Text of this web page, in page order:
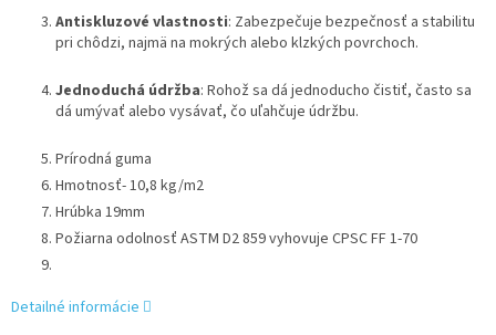
Antiskluzové vlastnosti: Zabezpečuje bezpečnosť a stabilitu
pri chôdzi, najmä na mokrých alebo klzkých povrchoch.
Jednoduchá údržba: Rohož sa dá jednoducho čistiť, často sa
dá umývať alebo vysávať, čo uľahčuje údržbu.
Prírodná guma
Hmotnosť- 10,8 kg/m2
Hrúbka 19mm
Požiarna odolnosť ASTM D2 859 vyhovuje CPSC FF 1-70
Detailné informácie